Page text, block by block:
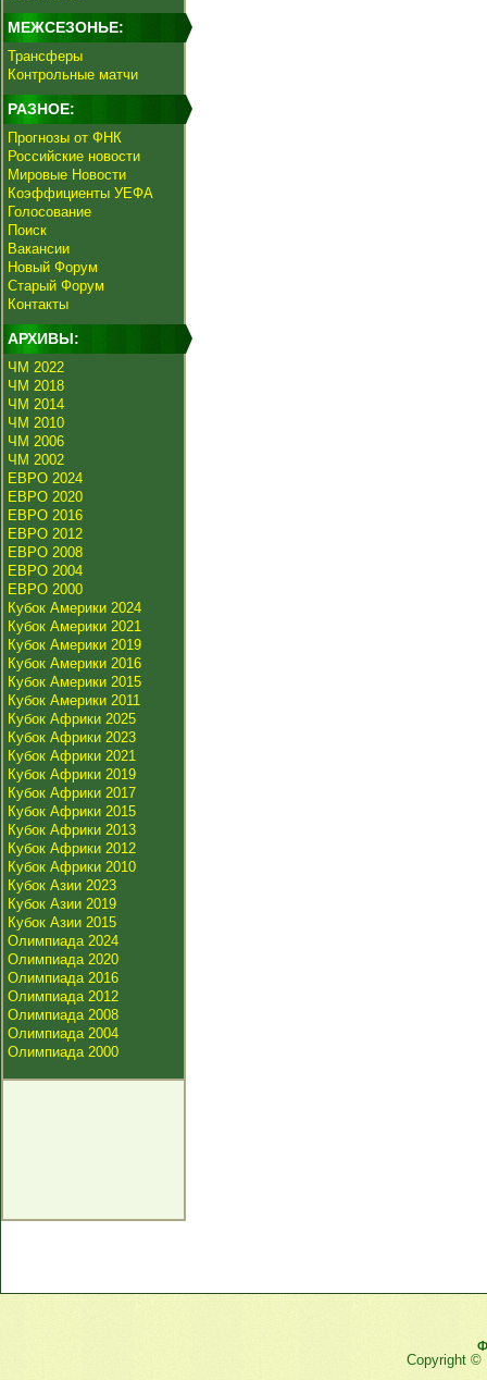
МЕЖСЕЗОНЬЕ:
Трансферы
Контрольные матчи
РАЗНОЕ:
Прогнозы от ФНК
Российские новости
Мировые Новости
Коэффициенты УЕФА
Голосование
Поиск
Вакансии
Новый Форум
Старый Форум
Контакты
АРХИВЫ:
ЧМ 2022
ЧМ 2018
ЧМ 2014
ЧМ 2010
ЧМ 2006
ЧМ 2002
ЕВРО 2024
ЕВРО 2020
ЕВРО 2016
ЕВРО 2012
ЕВРО 2008
ЕВРО 2004
ЕВРО 2000
Кубок Америки 2024
Кубок Америки 2021
Кубок Америки 2019
Кубок Америки 2016
Кубок Америки 2015
Кубок Америки 2011
Кубок Африки 2025
Кубок Африки 2023
Кубок Африки 2021
Кубок Африки 2019
Кубок Африки 2017
Кубок Африки 2015
Кубок Африки 2013
Кубок Африки 2012
Кубок Африки 2010
Кубок Азии 2023
Кубок Азии 2019
Кубок Азии 2015
Олимпиада 2024
Олимпиада 2020
Олимпиада 2016
Олимпиада 2012
Олимпиада 2008
Олимпиада 2004
Олимпиада 2000
Copyright ©